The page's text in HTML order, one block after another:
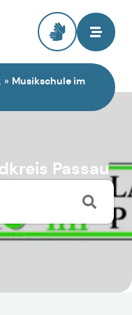
» Musikschule im
Passau